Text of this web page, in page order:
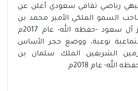
رياضي ثقافي سعودي أعلن عن
السمو الملكي الأمير محمد بن
سلمان بن عبدالعزيز آل سعود -حفظه الله- عام 2017م
نوعية، ووضع حجر الأساس
الشريفين الملك سلمان بن
الله- عام 2018م.